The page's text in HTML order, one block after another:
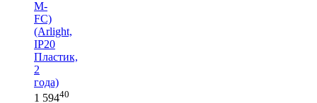
M-
FC)
(Arlight,
IP20
Пластик,
2
года)
1 59440